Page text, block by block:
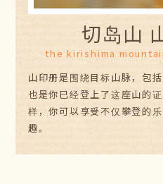
切岛山
the kirishima
山印册是围绕目标山脉，包
也是你已经登上了这座山的
样，你可以享受不仅攀登的
趣。